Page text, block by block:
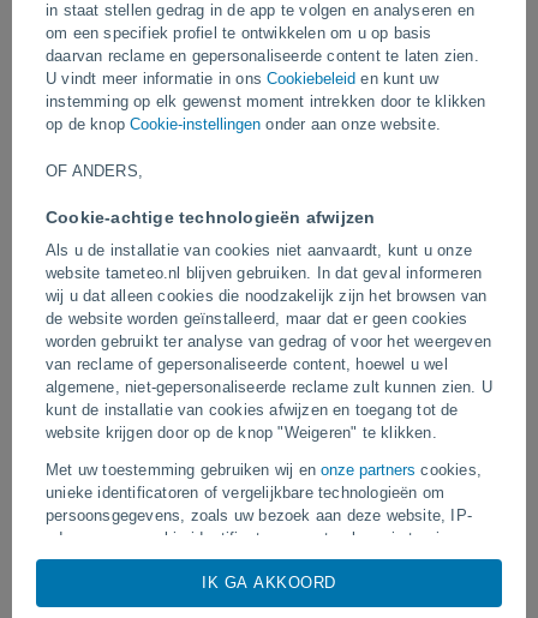
in staat stellen gedrag in de app te volgen en analyseren en
om een specifiek profiel te ontwikkelen om u op basis
daarvan reclame en gepersonaliseerde content te laten zien.
U vindt meer informatie in onsCookiebeleid en kunt uw
instemming op elk gewenst moment intrekken door te klikken
op de knopCookie-instellingen onder aan onze website.
OF ANDERS,
Cookie-achtige technologieën afwijzen
Als u de installatie van cookies niet aanvaardt, kunt u onze
website tameteo.nl blijven gebruiken. In dat geval informeren
wij u dat alleen cookies die noodzakelijk zijn het browsen van
de website worden geïnstalleerd, maar dat er geen cookies
worden gebruikt ter analyse van gedrag of voor het weergeven
van reclame of gepersonaliseerde content, hoewel u wel
algemene, niet-gepersonaliseerde reclame zult kunnen zien. U
kunt de installatie van cookies afwijzen en toegang tot de
website krijgen door op de knop "Weigeren" te klikken.
Met uw toestemming gebruiken wij enonze partners cookies,
unieke identificatoren of vergelijkbare technologieën om
persoonsgegevens, zoals uw bezoek aan deze website, IP-
adressen en cookie-identificatoren, op te slaan, in te zien en
te verwerken. Sommige aanbieders kunnen uw
persoonsgegevens verwerken op basis van een
gerechtvaardigd belang, waartegen u bezwaar kunt maken. U
IK GA AKKOORD
brandweerlieden zijn in het gebied aan
het werk
Verschillende huizen in Ein Kerem zijn in vlammen opgegaan.
Daarom raden de autoriteiten aan om verkeer in het gebied te
10 Uur geleden
Tyfoon Dolphin treft verschillende
gebieden in China.
Een tornado treft Piraí